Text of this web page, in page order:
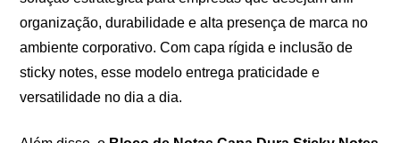
organização, durabilidade e alta presença de marca no
ambiente corporativo. Com capa rígida e inclusão de
sticky notes, esse modelo entrega praticidade e
versatilidade no dia a dia.